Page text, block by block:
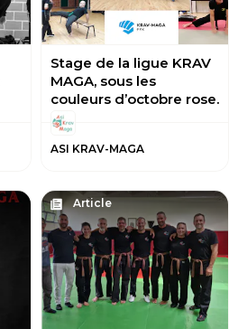
Stage de la ligue KRAV
MAGA, sous les
couleurs d’octobre rose.
ASI KRAV-MAGA
Article